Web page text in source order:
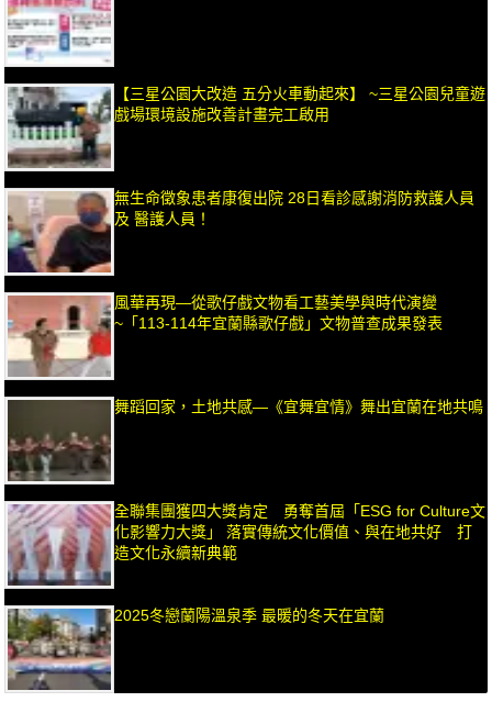
【三星公園大改造 五分火車動起來】 ~三星公園兒童遊
戲場環境設施改善計畫完工啟用
無生命徵象患者康復出院 28日看診感謝消防救護人員
及 醫護人員！
風華再現—從歌仔戲文物看工藝美學與時代演變
~「113-114年宜蘭縣歌仔戲」文物普查成果發表
舞蹈回家，土地共感—《宜舞宜情》舞出宜蘭在地共鳴
全聯集團獲四大獎肯定 勇奪首屆「ESG for Culture文
化影響力大獎」 落實傳統文化價值、與在地共好 打
造文化永續新典範
2025冬戀蘭陽溫泉季 最暖的冬天在宜蘭